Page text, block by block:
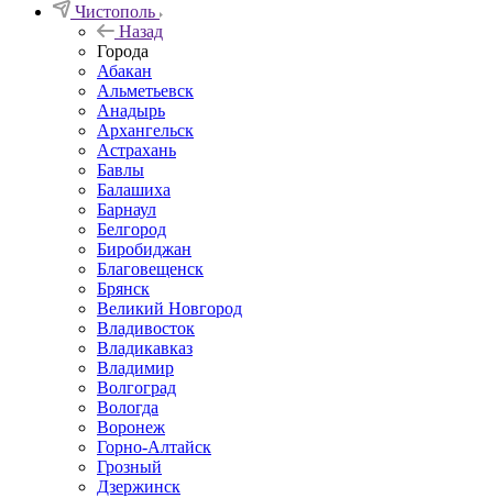
Чистополь
Назад
Города
Абакан
Альметьевск
Анадырь
Архангельск
Астрахань
Бавлы
Балашиха
Барнаул
Белгород
Биробиджан
Благовещенск
Брянск
Великий Новгород
Владивосток
Владикавказ
Владимир
Волгоград
Вологда
Воронеж
Горно-Алтайск
Грозный
Дзержинск